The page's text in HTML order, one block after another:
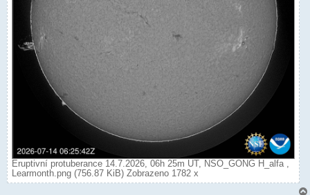
Eruptivní protuberance 14.7.2026, 06h 25m UT, NSO_GONG H_alfa ,
Learmonth.png (756.87 KiB) Zobrazeno 1782 x